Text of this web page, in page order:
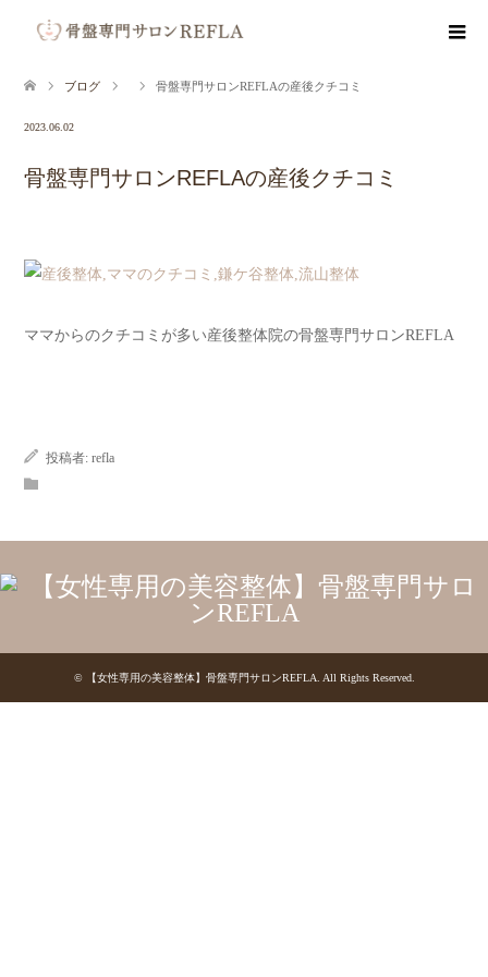
ブログ 骨盤専門サロンREFLAの産後クチコミ
2023.06.02
骨盤専門サロンREFLAの産後クチコミ
ママからのクチコミが多い産後整体院の骨盤専門サロンREFLA
投稿者: refla
© 【女性専用の美容整体】骨盤専門サロンREFLA. All Rights Reserved.